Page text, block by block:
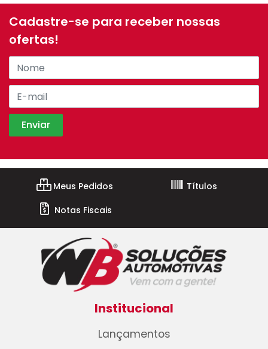
Cadastre-se para receber nossas
ofertas!
Meus Pedidos
Títulos
Notas Fiscais
Institucional
Lançamentos